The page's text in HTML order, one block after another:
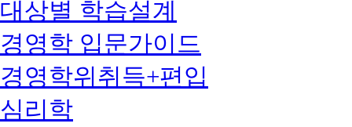
대상별 학습설계
경영학 입문가이드
경영학위취득+편입
심리학